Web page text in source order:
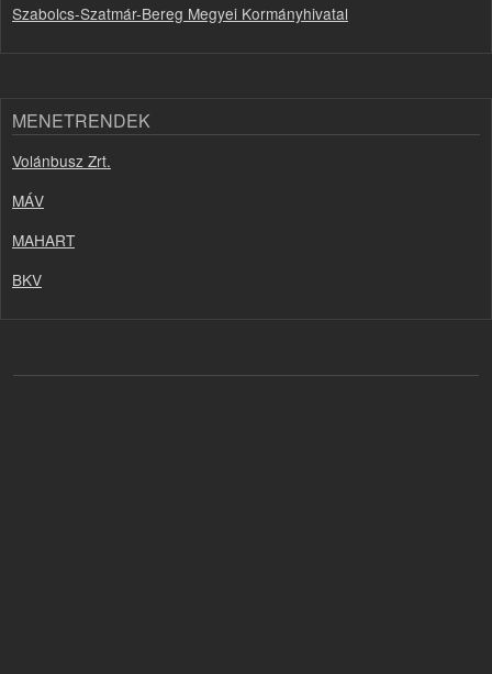
Szabolcs-Szatmár-Bereg Megyei Kormányhivatal
MENETRENDEK
Volánbusz Zrt.
MÁV
MAHART
BKV